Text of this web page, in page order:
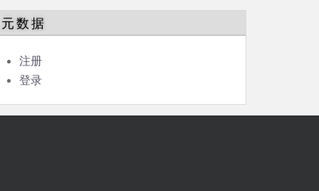
元数据
注册
登录